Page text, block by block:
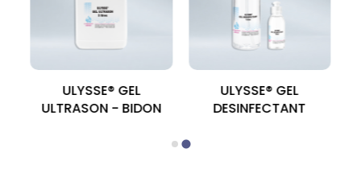
ULYSSE® GEL
ULTRASON - BIDON
ULYSSE® GEL
DESINFECTANT